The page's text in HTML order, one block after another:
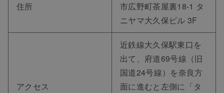
住所
市広野町茶屋裏18-1 タ
ニヤマ大久保ビル 3F
アクセス
近鉄線大久保駅東口を
出て、府道69号線（旧
国道24号線）を奈良方
面に進むと左側に「タ